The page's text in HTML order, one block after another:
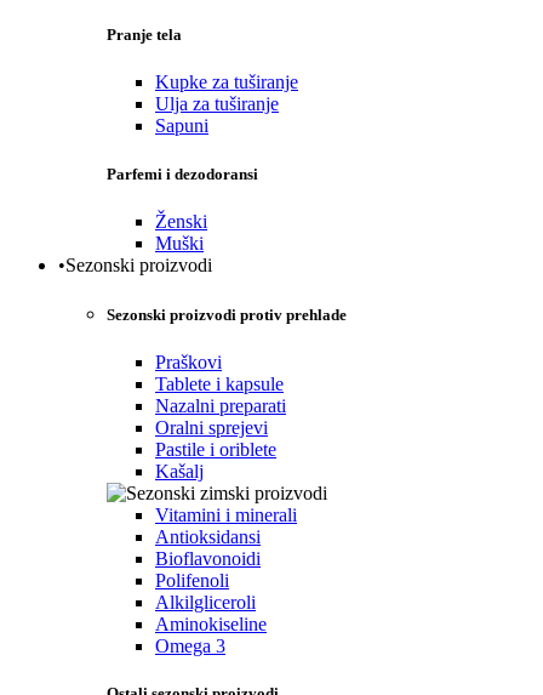
Pranje tela
Kupke za tuširanje
Ulja za tuširanje
Sapuni
Parfemi i dezodoransi
Ženski
Muški
•Sezonski proizvodi
Sezonski proizvodi protiv prehlade
Praškovi
Tablete i kapsule
Nazalni preparati
Oralni sprejevi
Pastile i oriblete
Kašalj
Vitamini i minerali
Antioksidansi
Bioflavonoidi
Polifenoli
Alkilgliceroli
Aminokiseline
Omega 3